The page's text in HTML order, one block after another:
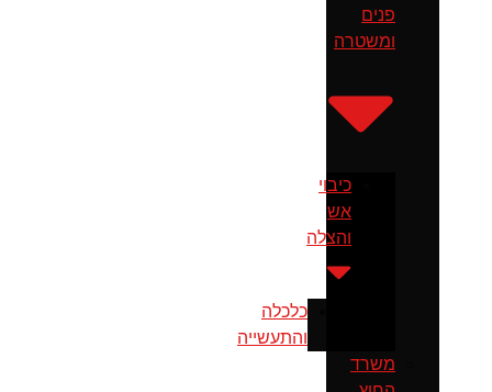
פנים
ומשטרה
כיבוי
אש
והצלה
כלכלה
והתעשייה
משרד